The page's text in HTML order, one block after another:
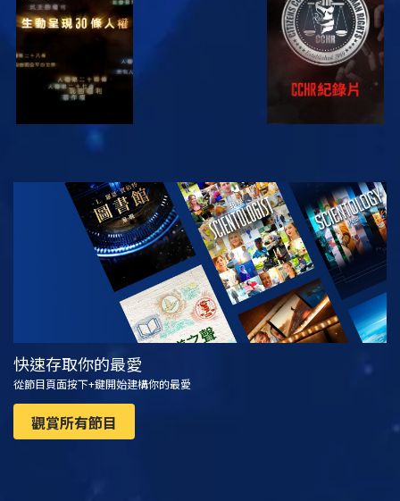
觀看 探索系列節目
快速存取你的最愛
從節目頁面按下+鍵開始建構你的最愛
觀賞所有節目